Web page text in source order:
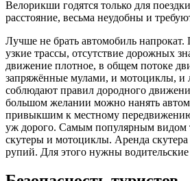
Велорикши годятся только для
расстояние, весьма неудобны и
Лучше не брать автомобиль
узкие трассы, отсутствие дорожных
движение плотное, в общем потоке
запряжённые мулами, и мотоциклы, и
соблюдают правил дородного
большом желании можно нанять
привыкшим к местному
уж дорого. Самым популярным видом
скутеры и мотоциклы. Аренда скутера
рупий. Для этого нужны водительские